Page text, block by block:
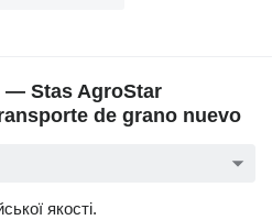
— Stas AgroStar
de grano nuevo
якості.